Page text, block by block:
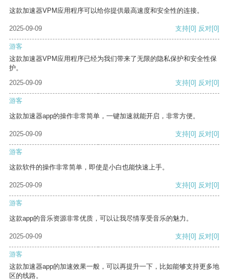
这款加速器VPM应用程序可以给你提供最高速度和安全性的连接。
2025-09-09 支持[0] 反对[0]
游客
这款加速器VPM应用程序已经为我们带来了无限的隐私保护和安全性保
护。
2025-09-09
支持[0] 反对[0]
游客
这款加速器app的操作非常简单，一键加速就能开启，非常方便。
2025-09-09 支持[0] 反对[0]
游客
这款软件的操作非常简单，即使是小白也能快速上手。
2025-09-09 支持[0] 反对[0]
游客
这款app的音乐资源非常优质，可以让我尽情享受音乐的魅力。
2025-09-09 支持[0] 反对[0]
游客
这款加速器app的加速效果一般，可以再提升一下，比如能够支持更多地
区的线路。